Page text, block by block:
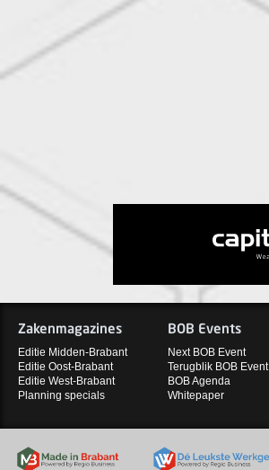
Zakenmagazines
Editie Midden-Brabant
Editie Oost-Brabant
Editie West-Brabant
Planning specials
BOB Events
Next BOB Event
Terugblik BOB Event
BOB Agenda
Whitepaper